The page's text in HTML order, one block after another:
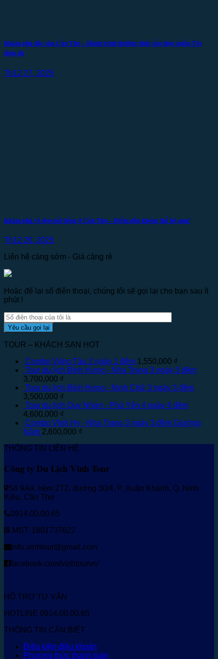
Khám phá đặc sản Cần Thơ – Hành trình thưởng thức ẩm thực miền Tây
đậm đà
Th12 27, 2025
Khám phá vẻ đẹp nổi tiếng ở Cần Thơ – Điểm đến không thể bỏ qua!
Th12 26, 2025
Liên hệ càng sớm - Giá càng rẻ
Hoặc để lại số điện thoại, chúng tôi sẽ gọi lại cho bạn sau ít
phút !
TOUR – KHÁCH SẠN HOT
Combo Vũng Tàu 2 ngày 1 đêm 1,550,000 ₫
Tour du lịch Bình Hưng - Nha Trang 3 ngày 3 đêm
3,700,000 ₫
Tour du lịch Bình Hưng - Ninh Chữ 3 ngày 3 đêm
3,500,000 ₫
Tour du lịch Quy Nhơn - Phú Yên 4 ngày 4 đêm
4,600,000 ₫
Combo Vĩnh Hy - Nha Trang 3 ngày 3 đêm Giường
Nằm 2,600,000 ₫
THÔNG TIN LIÊN HỆ
Công ty Du Lịch Vinh Tour
Số 9A4, hẻm 2T2, đường 30/4, P. Xuân Khánh, Q. Ninh
Kiều, Cần Thơ
0914.00.00.65
MST: 1801737622
info.vinhtour@gmail.com
facebook.com/vinhtourvn/
HỖ TRỢ TƯ VẤN
HOTLINE 0914.00.00.65
THÔNG TIN CẦN BIẾT
Điều kiện điều khoản
Phương thức thanh toán